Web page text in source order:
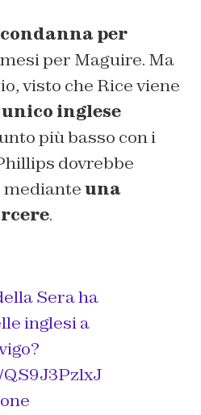
condanna per
mesi per Maguire. Ma
visto che Rice viene
unico inglese
più basso con i
dovrebbe
medianteuna
.
Sera ha
inglesi a